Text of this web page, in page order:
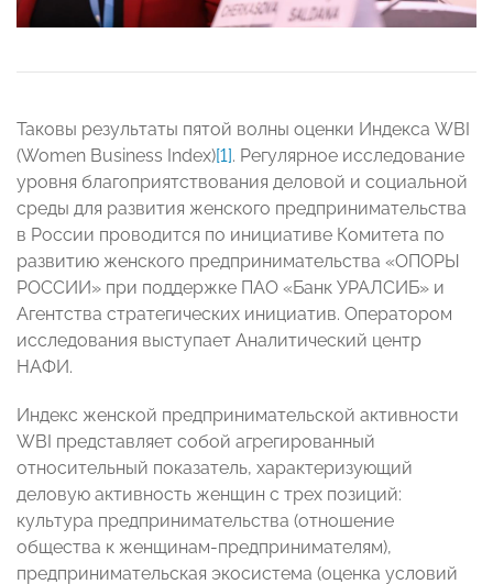
Таковы результаты пятой волны оценки Индекса WBI
(Women Business Index)[1]. Регулярное исследование
уровня благоприятствования деловой и социальной
среды для развития женского предпринимательства
в России проводится по инициативе Комитета по
развитию женского предпринимательства «ОПОРЫ
РОССИИ» при поддержке ПАО «Банк УРАЛСИБ» и
Агентства стратегических инициатив. Оператором
исследования выступает Аналитический центр
НАФИ.
Индекс женской предпринимательской активности
WBI представляет собой агрегированный
относительный показатель, характеризующий
деловую активность женщин с трех позиций:
культура предпринимательства (отношение
общества к женщинам-предпринимателям),
предпринимательская экосистема (оценка условий